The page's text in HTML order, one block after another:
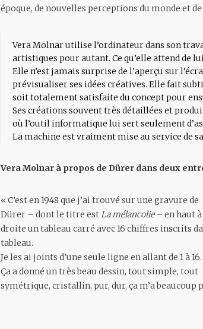
époque, de nouvelles perceptions du monde et de
Vera Molnar utilise l’ordinateur dans son
artistiques pour autant. Ce qu’elle attend de
Elle n’est jamais surprise de l’aperçu sur
prévisualiser ses idées créatives. Elle fait
soit totalement satisfaite du concept pour
Ses créations souvent très détaillées et
où l’outil informatique lui sert seulement
La machine est vraiment mise au service de
Vera Molnar à propos de Dürer dans deux
« C’est en 1948 que j’ai trouvé sur une gravure de
Dürer – dont le titre est La mélancolie– en haut à
droite un tableau carré avec 16 chiffres inscrits
tableau.
Je les ai joints d’une seule ligne en allant de 1 à 16.
Ça a donné un très beau dessin, tout simple, tout
symétrique, cristallin, pur, dur, ça m’a beaucoup